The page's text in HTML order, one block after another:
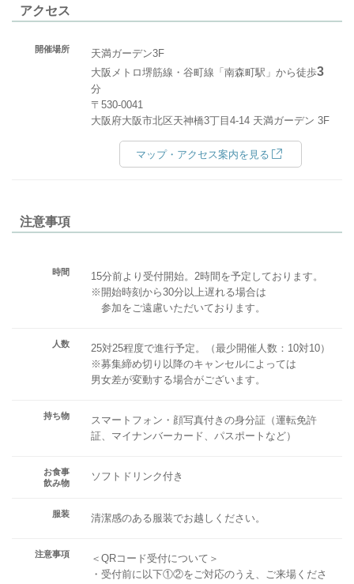
アクセス
開催場所
天満ガーデン3F
大阪メトロ堺筋線・谷町線「南森町駅」から徒歩3
分
〒530-0041
大阪府大阪市北区天神橋3丁目4-14 天満ガーデン 3F
マップ・アクセス案内を見る
注意事項
時間
15分前より受付開始。2時間を予定しております。
※開始時刻から30分以上遅れる場合は
参加をご遠慮いただいております。
人数
25対25程度で進行予定。（最少開催人数：10対10）
※募集締め切り以降のキャンセルによっては
男女差が変動する場合がございます。
持ち物
スマートフォン・顔写真付きの身分証（運転免許
証、マイナンバーカード、パスポートなど）
お食事
飲み物
ソフトドリンク付き
服装 清潔感のある服装でお越しください。
注意事項
＜QRコード受付について＞
・受付前に以下①②をご対応のうえ、ご来場くださ